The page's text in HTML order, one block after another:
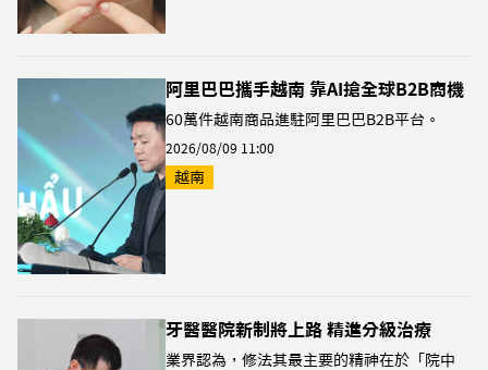
阿里巴巴攜手越南 靠AI搶全球B2B商機
60萬件越南商品進駐阿里巴巴B2B平台。
2026/08/09 11:00
越南
牙醫醫院新制將上路 精進分級治療
業界認為，修法其最主要的精神在於「院中